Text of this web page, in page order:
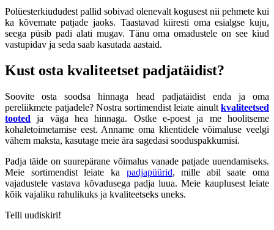
Polüesterkiududest pallid sobivad olenevalt kogusest nii pehmete kui
ka kõvemate patjade jaoks. Taastavad kiiresti oma esialgse kuju,
seega püsib padi alati mugav. Tänu oma omadustele on see kiud
vastupidav ja seda saab kasutada aastaid.
Kust osta kvaliteetset padjatäidist?
Soovite osta soodsa hinnaga head padjatäidist enda ja oma
pereliikmete patjadele? Nostra sortimendist leiate ainult kvaliteetsed
tooted ja väga hea hinnaga. Ostke e-poest ja me hoolitseme
kohaletoimetamise eest. Anname oma klientidele võimaluse veelgi
vähem maksta, kasutage meie ära sagedasi sooduspakkumisi.
Padja täide on suurepärane võimalus vanade patjade uuendamiseks.
Meie sortimendist leiate ka padjapüürid, mille abil saate oma
vajadustele vastava kõvadusega padja luua. Meie kauplusest leiate
kõik vajaliku rahulikuks ja kvaliteetseks uneks.
Telli uudiskiri!